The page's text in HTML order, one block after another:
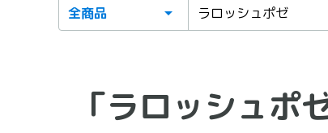
検索カテゴリ
検索キーワード
「ラロッシュポ